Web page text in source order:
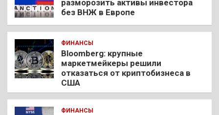
разморозить активы инвестора
без ВНЖ в Европе
ФИНАНСЫ
Bloomberg: крупные
маркетмейкеры решили
отказаться от криптобизнеса в
США
ФИНАНСЫ